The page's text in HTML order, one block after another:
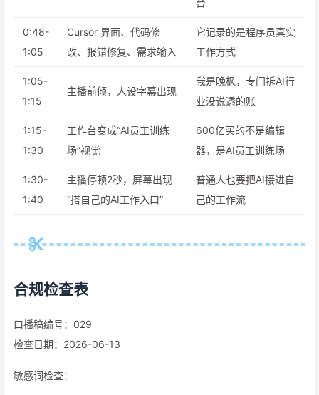
台
0:48-
1:05
Cursor 界面、代码修
改、报错修复、需求输入
它记录的是程序员真实
工作方式
1:05-
1:15
主播前倾，人设字幕出现
我是晚枫，专门拆AI行
业没说透的账
1:15-
1:30
工作台变成“AI员工训练
场”视觉
600亿买的不是编辑
器，是AI员工训练场
1:30-
1:40
主播停顿2秒，屏幕出现
“搭自己的AI工作入口”
普通人也要把AI接进自
己的工作流
合规检查表
口播稿编号：029
检查日期：2026-06-13
敏感词检查：